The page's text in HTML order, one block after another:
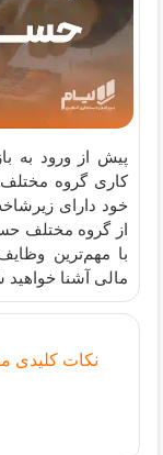
پیش از ورود به
کاری گروه مختلف
خود دارای
از گروه مختلف
با مهم‌ترین
مالی آشنا خواهید
نکات کلیدی